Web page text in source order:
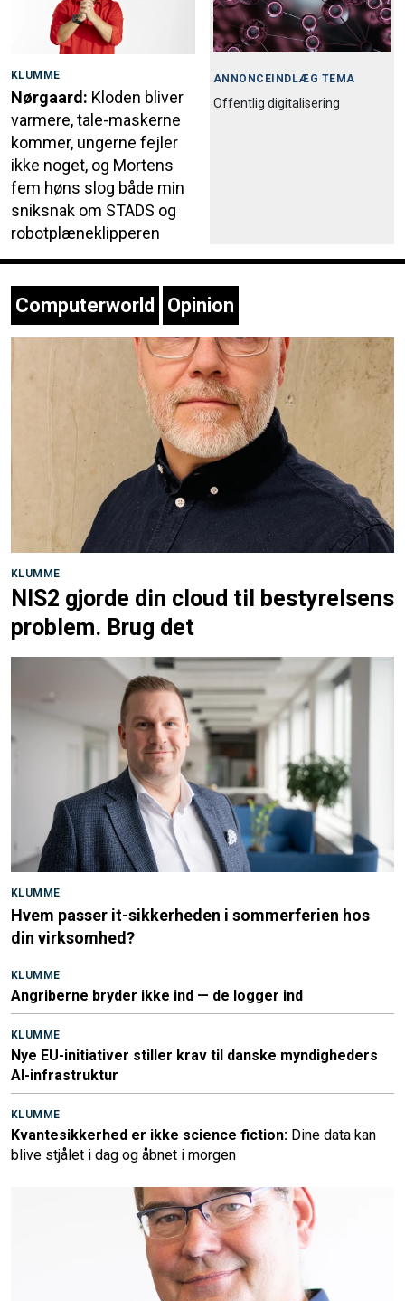
KLUMME
Nørgaard: Kloden bliver
varmere, tale-maskerne
kommer, ungerne fejler
ikke noget, og Mortens
fem høns slog både min
sniksnak om STADS og
robotplæneklipperen
ANNONCEINDLÆG TEMA
Offentlig digitalisering
Computerworld Opinion
KLUMME
NIS2 gjorde din cloud til bestyrelsens
problem. Brug det
KLUMME
Hvem passer it-sikkerheden i sommerferien hos
din virksomhed?
KLUMME
Angriberne bryder ikke ind — de logger ind
KLUMME
Nye EU-initiativer stiller krav til danske myndigheders
AI-infrastruktur
KLUMME
Kvantesikkerhed er ikke science fiction: Dine data kan
blive stjålet i dag og åbnet i morgen